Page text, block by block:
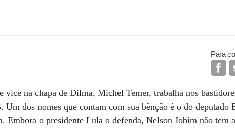
Para
vice na chapa de Dilma, Michel Temer, trabalha nos
Um dos nomes que contam com sua bênção é o do deputado
Embora o presidente Lula o defenda, Nelson Jobim não tem